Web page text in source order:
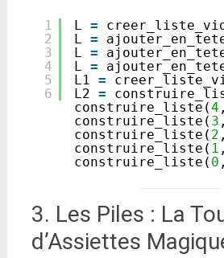
1
2
3
4
5
6
L =
L =
L =
L =
L1 =
L2 =
construire_liste(4 ,
construire_liste( 3 ,
construire_liste( 2 ,
construire_liste( 1 ,
construire_liste( 0
3. Les Piles : La
d’Assiettes